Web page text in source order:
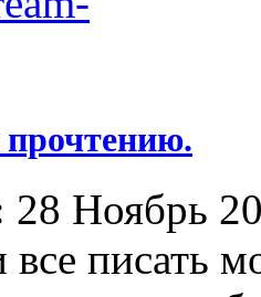
28 Ноябрь
все писать